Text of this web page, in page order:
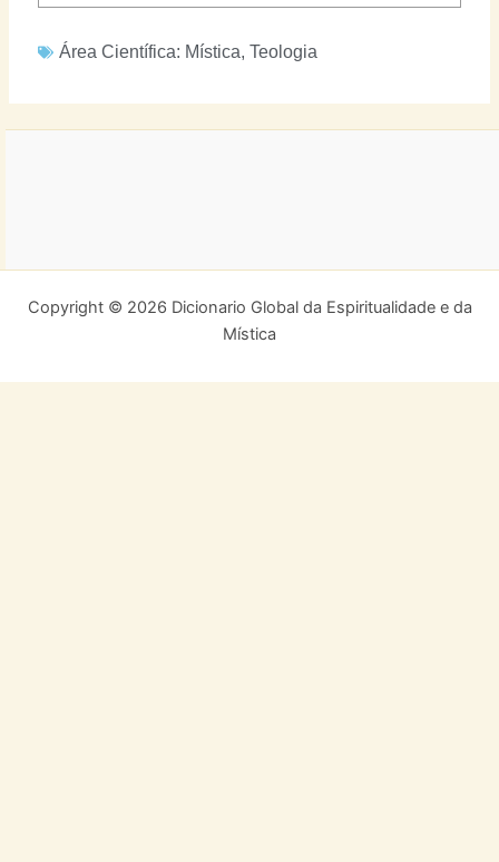
Área Científica: Mística, Teologia
Copyright © 2026 Dicionario Global da Espiritualidade e da
Mística